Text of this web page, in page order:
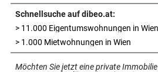
häufen sich
WASSERSPRINGEN vor 7
Knoll bei EM Achter vom
Lotfi auf Rang 12!
Schnellsuche auf dibeo.at:
> 11.000 Eigentumswohnungen in Wien
> 1.000 Mietwohnungen in Wien
Möchten Sie jetzt eine private